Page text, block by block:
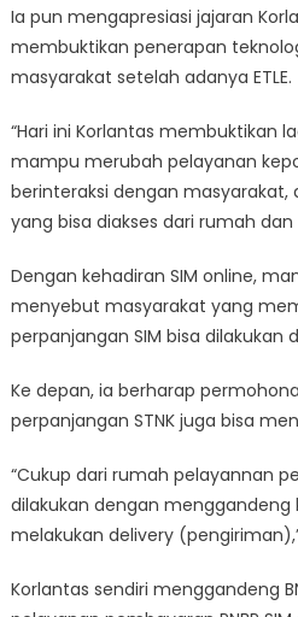
Ia pun mengapresiasi jajaran
membuktikan penerapan
masyarakat setelah adanya ETLE.
“Hari ini Korlantas membuktikan
mampu merubah pelayanan
berinteraksi dengan masyarakat,
yang bisa diakses dari rumah
Dengan kehadiran SIM online,
menyebut masyarakat yang
perpanjangan SIM bisa dilakukan
Ke depan, ia berharap
perpanjangan STNK juga bisa
“Cukup dari rumah pelayannan
dilakukan dengan menggandeng
melakukan delivery
Korlantas sendiri menggandeng